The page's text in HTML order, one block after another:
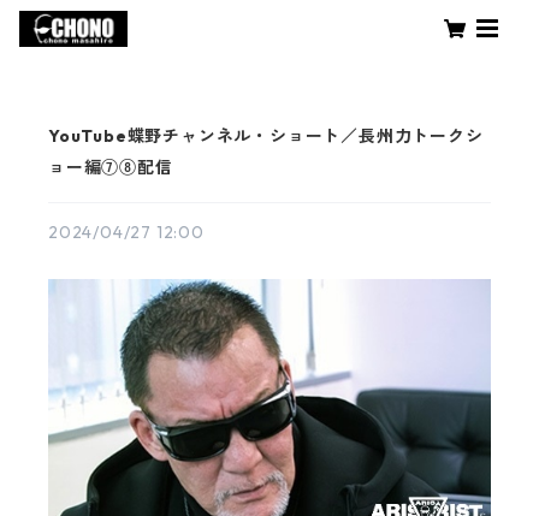
YouTube蝶野チャンネル・ショート／長州力トークシ
ョー編⑦⑧配信
2024/04/27 12:00